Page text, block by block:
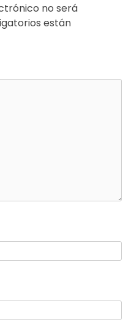
no será
están